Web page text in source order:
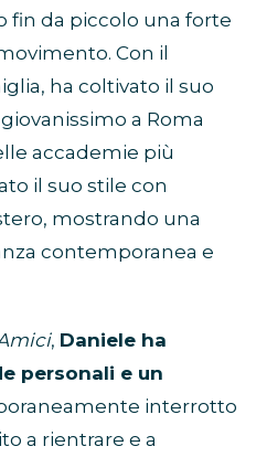
fin da piccolo una forte
Con il
ha coltivato il suo
a Roma
accademie più
il suo stile con
mostrando una
contemporanea e
, Daniele ha
personali e un
interrotto
a rientrare e a